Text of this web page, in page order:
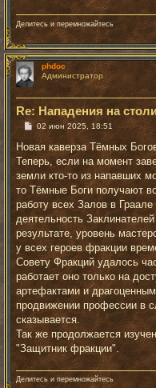
Делитесь и перемножайтесь
phdoc
Администратор
Re: Нападения на
С
о
о
щ
е
и
е
02 июн 2025, 18:51
Новая каверза Тёмных
Теперь, если на момент
земли кто-то из напавших
то Тёмные Боги получают
работу всех Залов в
деятельность
результате, уровень
у всех героев фракции
Совету Фракций удалось
работает оно только на
артефактами и
продвижении профессии в
сказывается.
Так же продолжается
"Защитник фракции".
Делитесь и перемножайтесь